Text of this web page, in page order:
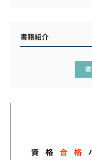
書籍紹介